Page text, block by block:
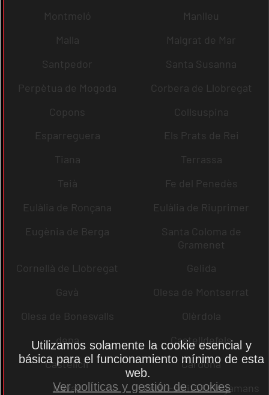
Montmeló
Manlleu
Malla
Malgrat de Mar
Santpedor
Santa Susanna
Perpètua de Mogoda
Corbera de Llobregat
Copons
Collsuspina
Esparreguera
Els Prats de Rei
Tiana
Terrassa
Teià
Fe del Penedès
Eulàlia de Ronçana
Eulàlia de Riuprimer
Eugènia de Berga
Santa Coloma de
Gramenet
Cornellà de Llobregat
Gelida
Gavà
Olesa de Montserrat
Olesa de Bonesvalls
Olèrdola
dena
Castelldefels
Castellcir
Cardona
Navas
Palau-solità i Plegamans
Utilizamos solamente la cookie esencial y
básica para el funcionamiento mínimo de esta
web.
Ver políticas y gestión de cookies